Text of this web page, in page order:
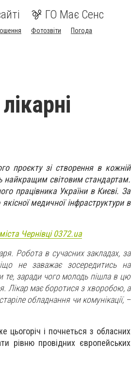
ГО Має Сенс
Фотозвіти
Погода
проєкту зі створення в кожній
найкращим світовим стандартам.
працівника України в Києві. За
медичної інфраструктури в
Чернівці 0372.ua
Робота в сучасних закладах, за
не заважає зосередитись на
те, заради чого молодь пішла в цю
Лікар має боротися з хворобою, а
обладнання чи комунікації, –
і почнеться з обласних
рівню провідних європейських